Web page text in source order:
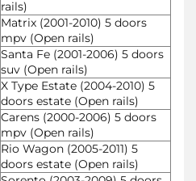
rails)
Matrix (2001-2010) 5 doors
mpv (Open rails)
Santa Fe (2001-2006) 5 doors
suv (Open rails)
X Type Estate (2004-2010) 5
doors estate (Open rails)
Carens (2000-2006) 5 doors
mpv (Open rails)
Rio Wagon (2005-2011) 5
doors estate (Open rails)